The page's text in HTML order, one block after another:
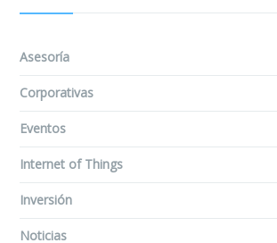
Asesoría
Corporativas
Eventos
Internet of Things
Inversión
Noticias